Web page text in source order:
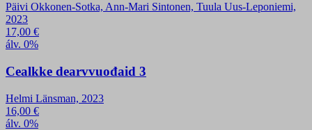
Päivi Okkonen-Sotka, Ann-Mari Sintonen, Tuula Uus-Leponiemi,
2023
17,00 €
álv. 0%
Cealkke dearvvuođaid 3
Helmi Länsman, 2023
16,00 €
álv. 0%